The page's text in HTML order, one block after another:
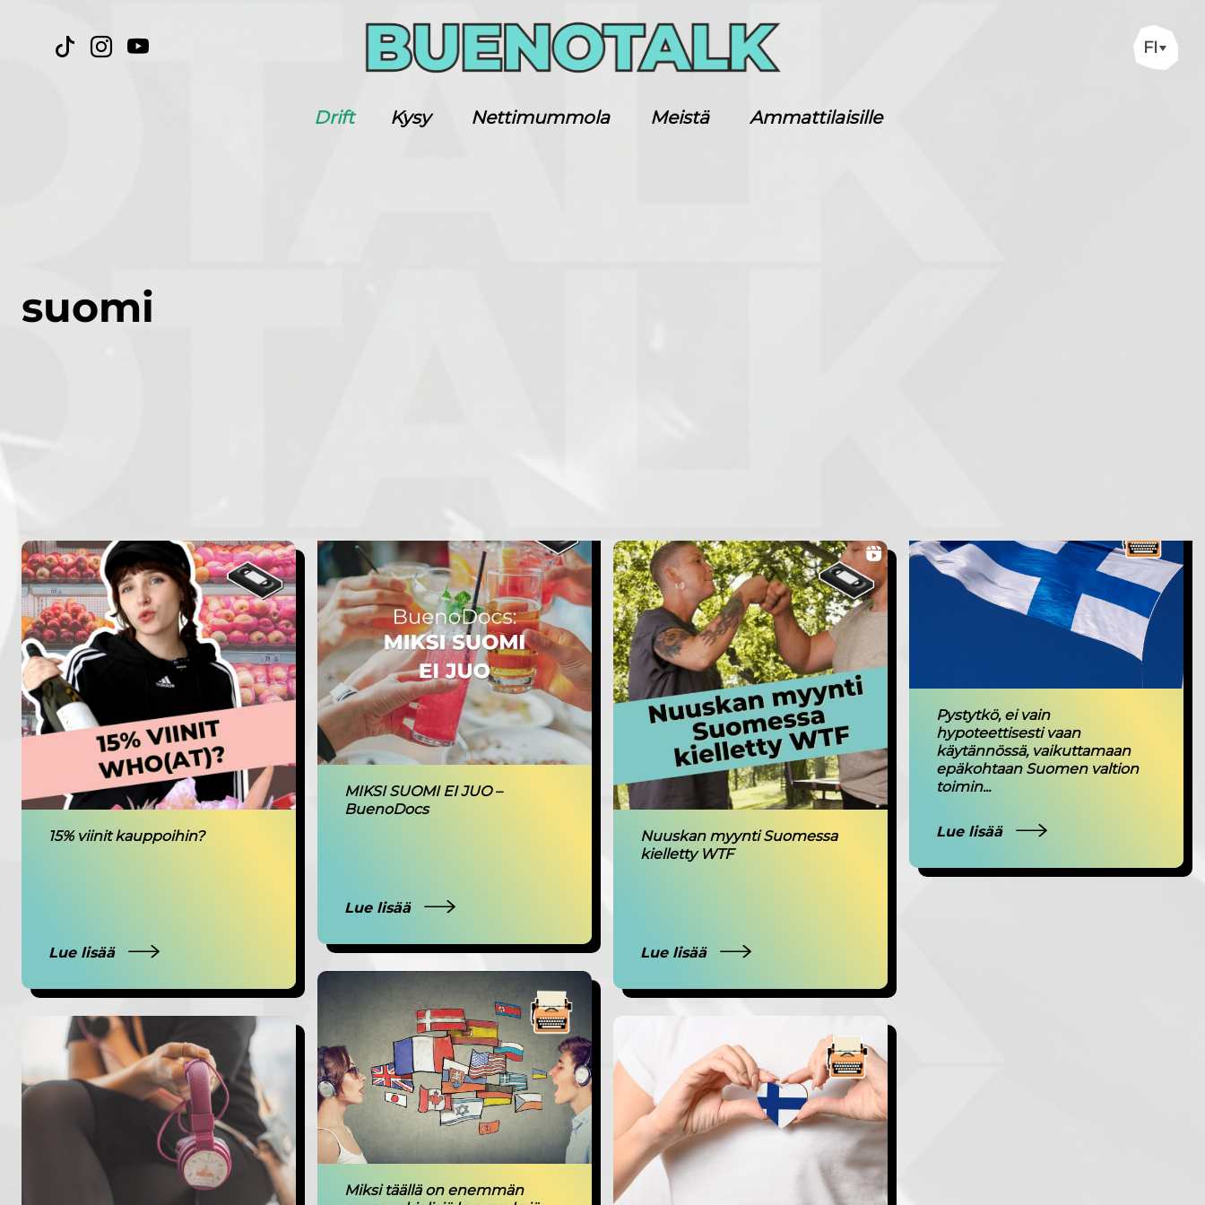
FI
Drift Kysy Nettimummola Meistä Ammattilaisille
suomi
15% viinit kauppoihin?
Lue lisää
MIKSI SUOMI EI JUO –
BuenoDocs
Lue lisää
Nuuskan myynti Suomessa
kielletty WTF
Lue lisää
Pystytkö, ei vain
hypoteettisesti vaan
käytännössä, vaikuttamaan
epäkohtaan Suomen valtion
toimin...
Lue lisää
Miksi täällä on enemmän